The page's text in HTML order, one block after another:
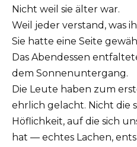
Nicht weil sie älter war.
Weil jeder verstand, was
Sie hatte eine Seite
Das Abendessen
dem Sonnenuntergang.
Die Leute haben zum
ehrlich gelacht. Nicht die
Höflichkeit, auf die sich
hat — echtes Lachen,